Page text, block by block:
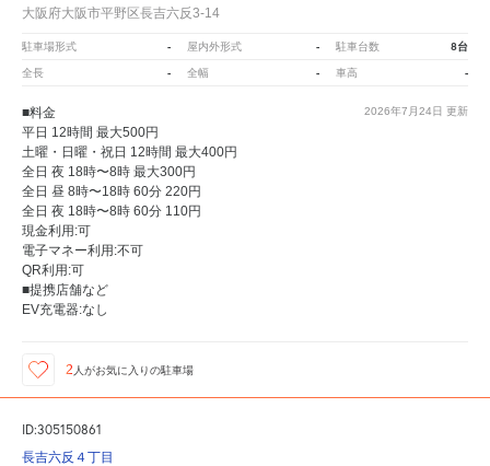
大阪府大阪市平野区長吉六反3-14
駐車場形式 - 屋内外形式 - 駐車台数 8台
全長 - 全幅 - 車高 -
2026年7月24日 更新
■料金
平日 12時間 最大500円
土曜・日曜・祝日 12時間 最大400円
全日 夜 18時〜8時 最大300円
全日 昼 8時〜18時 60分 220円
全日 夜 18時〜8時 60分 110円
現金利用:可
電子マネー利用:不可
QR利用:可
■提携店舗など
EV充電器:なし
2 人がお気に入りの駐車場
ID:305150861
長吉六反４丁目